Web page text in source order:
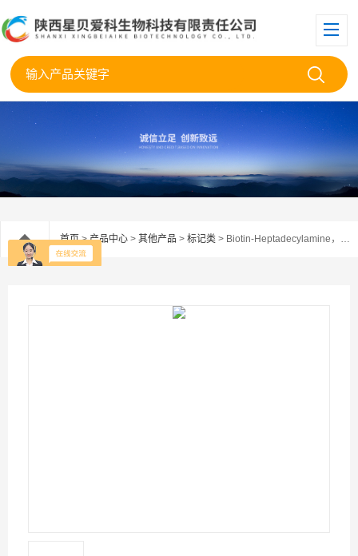
首页>产品中心 > 其他产品 > 标记类 > Biotin-Heptadecylamine，生物素-正十七胺